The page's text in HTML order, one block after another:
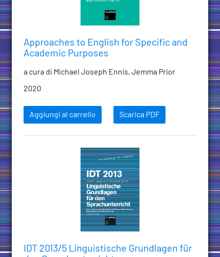
Approaches to English for Specific and
Academic Purposes
a cura di Michael Joseph Ennis, Jemma Prior
2020
Aggiungi al carrello Scarica PDF
IDT 2013/5 Linguistische Grundlagen für